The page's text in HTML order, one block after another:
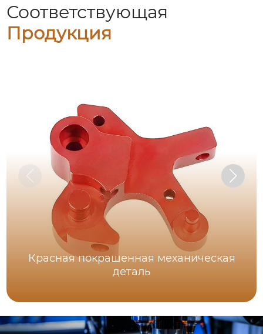
Соответствующая
Продукция
Красная покрашенная механическая
деталь